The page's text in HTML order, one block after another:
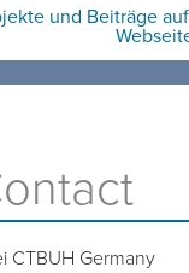
und Beiträge
CTBUH Germany